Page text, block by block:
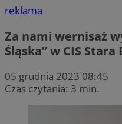
reklama
Za nami wernisaż
Śląska” w CIS
05 grudnia 2023 08:45
Czas czytania: 3 min.